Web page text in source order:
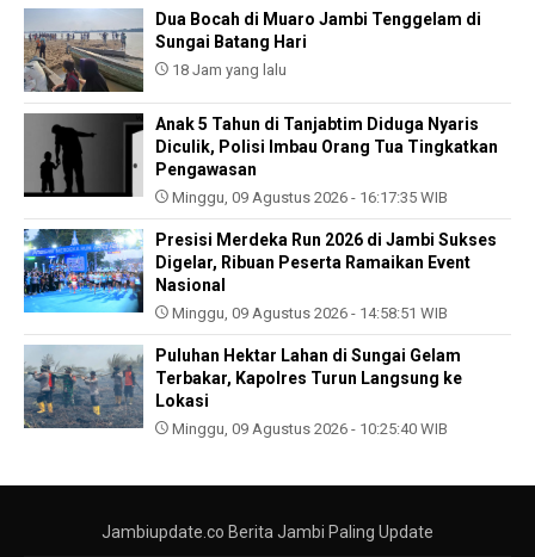
Dua Bocah di Muaro Jambi Tenggelam di
Sungai Batang Hari
18 Jam yang lalu
Anak 5 Tahun di Tanjabtim Diduga Nyaris
Diculik, Polisi Imbau Orang Tua Tingkatkan
Pengawasan
Minggu, 09 Agustus 2026 - 16:17:35 WIB
Presisi Merdeka Run 2026 di Jambi Sukses
Digelar, Ribuan Peserta Ramaikan Event
Nasional
Minggu, 09 Agustus 2026 - 14:58:51 WIB
Puluhan Hektar Lahan di Sungai Gelam
Terbakar, Kapolres Turun Langsung ke
Lokasi
Minggu, 09 Agustus 2026 - 10:25:40 WIB
Jambiupdate.co Berita Jambi Paling Update